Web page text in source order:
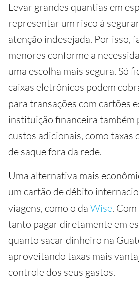
Levar grandes quantias em
representar um risco à
atenção indesejada. Por isso,
menores conforme a
uma escolha mais segura. Só
caixas eletrônicos podem
para transações com cartões
instituição financeira também
custos adicionais, como taxas
de saque fora da rede.
Uma alternativa mais
um cartão de débito
viagens, como o da Wise.
tanto pagar diretamente em
quanto sacar dinheiro na
aproveitando taxas mais
controle dos seus gastos.